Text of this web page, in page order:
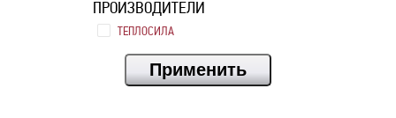
ПРОИЗВОДИТЕЛИ
ТЕПЛОСИЛА